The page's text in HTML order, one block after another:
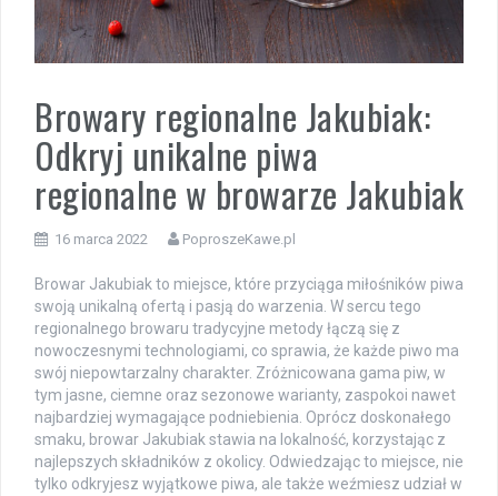
Browary regionalne Jakubiak:
Odkryj unikalne piwa
regionalne w browarze Jakubiak
16 marca 2022 PoproszeKawe.pl
Browar Jakubiak to miejsce, które przyciąga miłośników piwa
swoją unikalną ofertą i pasją do warzenia. W sercu tego
regionalnego browaru tradycyjne metody łączą się z
nowoczesnymi technologiami, co sprawia, że każde piwo ma
swój niepowtarzalny charakter. Zróżnicowana gama piw, w
tym jasne, ciemne oraz sezonowe warianty, zaspokoi nawet
najbardziej wymagające podniebienia. Oprócz doskonałego
smaku, browar Jakubiak stawia na lokalność, korzystając z
najlepszych składników z okolicy. Odwiedzając to miejsce, nie
tylko odkryjesz wyjątkowe piwa, ale także weźmiesz udział w